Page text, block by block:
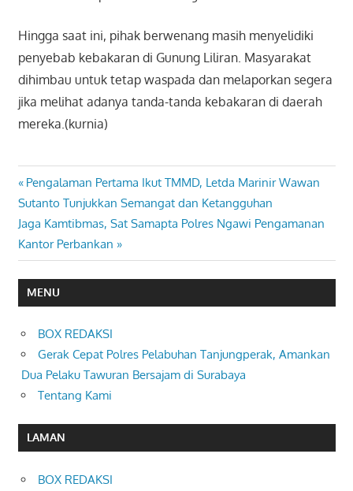
Hingga saat ini, pihak berwenang masih menyelidiki
penyebab kebakaran di Gunung Liliran. Masyarakat
dihimbau untuk tetap waspada dan melaporkan segera
jika melihat adanya tanda-tanda kebakaran di daerah
mereka.(kurnia)
Navigasi
pos
Previous
Post:
Pengalaman Pertama Ikut TMMD, Letda Marinir Wawan
Sutanto Tunjukkan Semangat dan Ketangguhan
Next
Post:
Jaga Kamtibmas, Sat Samapta Polres Ngawi Pengamanan
Kantor Perbankan
MENU
BOX REDAKSI
Gerak Cepat Polres Pelabuhan Tanjungperak, Amankan
Dua Pelaku Tawuran Bersajam di Surabaya
Tentang Kami
LAMAN
BOX REDAKSI